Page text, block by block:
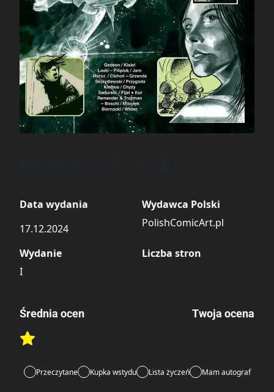
Data wydania
17.12.2024
Wydawca Polski
PolishComicArt.pl
Wydanie
I
Liczba stron
Średnia ocen
Rate this item:
Twoja ocena
Przeczytane Kupka wstydu Lista życzeń Mam autograf